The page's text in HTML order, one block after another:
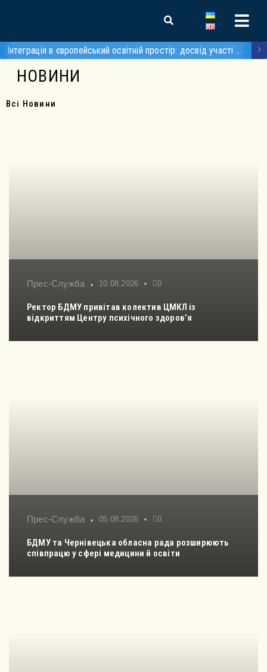
Інтеграція в європейський освітній простір: досвід участі студента в мовному інтенсиві Erasmus+ в Республіці Австрія
НОВИНИ
Всі Новини
Прес-Служба 10.08.2026 0
Ректор БДМУ привітав колектив ЦМКЛ із
відкриттям Центру психічного здоров’я
Прес-Служба 05.08.2026 0
БДМУ та Чернівецька обласна рада розширюють
співпрацю у сфері медицини й освіти